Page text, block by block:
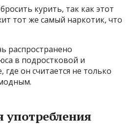
курить, так как этот
тот же самый наркотик, что
распространено
в подростковой и
он считается не только
употребления